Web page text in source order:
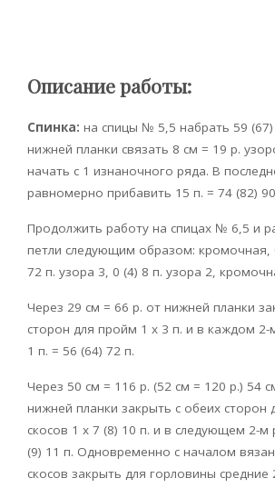
Описание работы:
Спинка: на спицы № 5,5 набрать 59 (67)
нижней планки связать 8 см = 19 р.
начать с 1 изнаночного ряда. В
равномерно прибавить 15 п. = 74 (82)
Продолжить работу на спицах № 6,5 и
петли следующим образом: кромочная,
72 п. узора 3, 0 (4) 8 п. узора 2,
Через 29 см = 66 р. от нижней планки
сторон для пройм 1 х 3 п. и в каждом 2-
1 п. = 56 (64) 72 п.
Через 50 см = 116 р. (52 см = 120 р.) 54
нижней планки закрыть с обеих сторон
скосов 1 х 7 (8) 10 п. и в следующем 2-м
(9) 11 п. Одновременно с началом
скосов закрыть для горловины средние